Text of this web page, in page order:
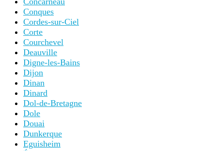
Conques
Cordes-sur-Ciel
Corte
Courchevel
Deauville
Digne-les-Bains
Dijon
Dinan
Dinard
Dol-de-Bretagne
Dole
Douai
Dunkerque
Eguisheim